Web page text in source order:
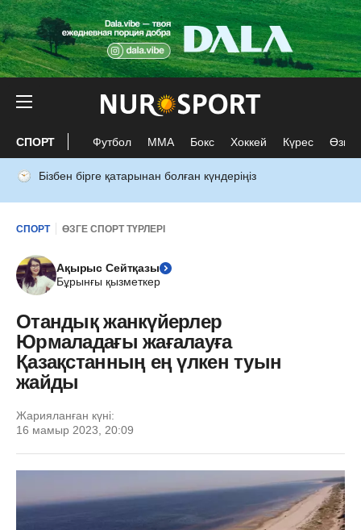
СПОРТ Футбол ММА Бокс Хоккей Күрес Өзге
Бізбен бірге қатарынан болған күндеріңіз
СПОРТ ӨЗГЕ СПОРТ ТҮРЛЕРІ
Ақырыс Сейтқазы
Бұрынғы қызметкер
Отандық жанкүйерлер
Юрмаладағы жағалауға
Қазақстанның ең үлкен туын
жайды
Жарияланған күні:
16 мамыр 2023, 20:09